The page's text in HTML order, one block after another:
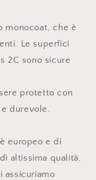
monocoat, che è
Le superfici
2C sono sicure
protetto con
durevole.
europeo e di
altissima qualità,
assicuriamo